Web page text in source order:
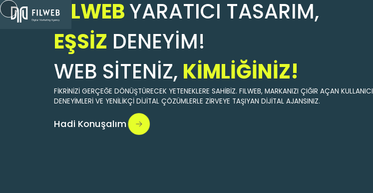
FILWEBYARATICI TASARIM,
EŞSIZ DENEYIM!
WEB SITENIZ, KIMLIĞINIZ!
FIKRINIZI GERÇEĞE DÖNÜŞTÜRECEK YETENEKLERE SAHIBIZ. FILWEB, MARKANIZI ÇIĞIR AÇAN KULLANICI
DENEYIMLERI VE YENILIKÇI DIJITAL ÇÖZÜMLERLE ZIRVEYE TAŞIYAN DIJITAL AJANSINIZ.
Hadi Konuşalım